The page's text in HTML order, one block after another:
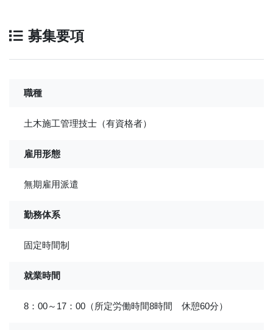
募集要項
職種
土木施工管理技士（有資格者）
雇用形態
無期雇用派遣
勤務体系
固定時間制
就業時間
8：00～17：00（所定労働時間8時間 休憩60分）